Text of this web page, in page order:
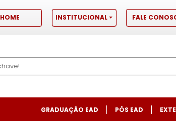
HOME INSTITUCIONAL FALE
GRADUAÇÃO EAD PÓS EAD